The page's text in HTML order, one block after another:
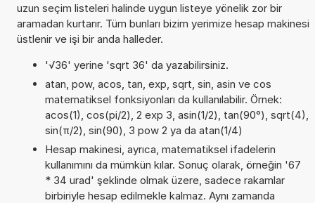
uzun seçim listeleri halinde uygun listeye yönelik zor bir
aramadan kurtarır. Tüm bunları bizim yerimize hesap makinesi
üstlenir ve işi bir anda halleder.
'√36' yerine 'sqrt 36' da yazabilirsiniz.
atan, pow, acos, tan, exp, sqrt, sin, asin ve cos
matematiksel fonksiyonları da kullanılabilir. Örnek:
acos(1), cos(pi/2), 2 exp 3, asin(1/2), tan(90°), sqrt(4),
sin(π/2), sin(90), 3 pow 2 ya da atan(1/4)
Hesap makinesi, ayrıca, matematiksel ifadelerin
kullanımını da mümkün kılar. Sonuç olarak, örneğin '67
* 34 urad' şeklinde olmak üzere, sadece rakamlar
birbiriyle hesap edilmekle kalmaz. Aynı zamanda